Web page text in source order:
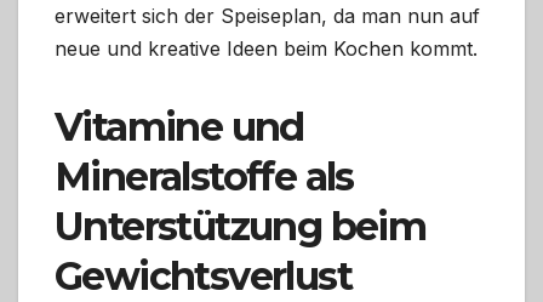
erweitert sich der Speiseplan, da man nun auf
neue und kreative Ideen beim Kochen kommt.
Vitamine und
Mineralstoffe als
Unterstützung beim
Gewichtsverlust